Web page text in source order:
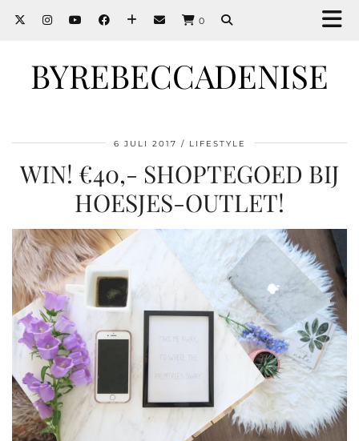
0
BYREBECCADENISE
6 JULI 2017 LIFESTYLE
WIN! €40,- SHOPTEGOED BIJ
HOESJES-OUTLET!